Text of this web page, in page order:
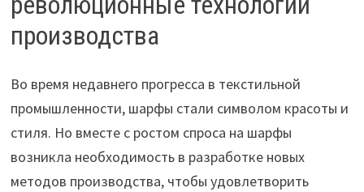
производства
Во время недавнего прогресса в текстильной
промышленности, шарфы стали символом красоты и
стиля. Но вместе с ростом спроса на шарфы
возникла необходимость в разработке новых
методов производства, чтобы удовлетворить